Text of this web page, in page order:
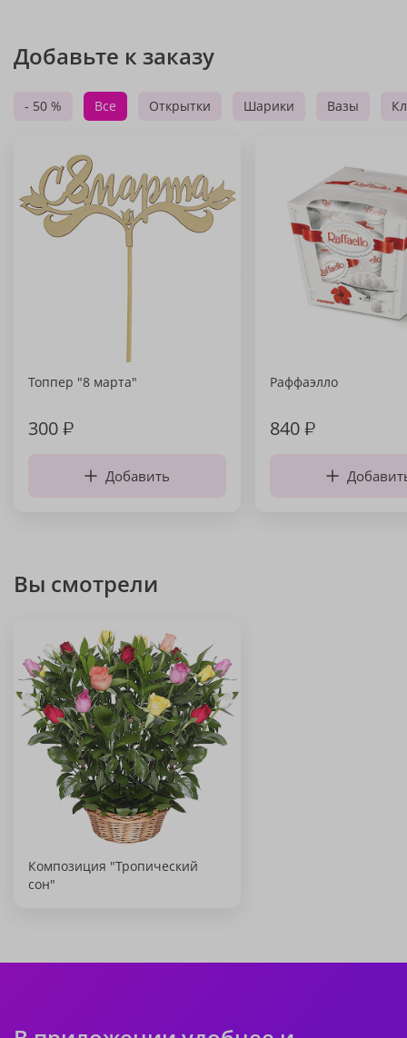
Добавьте к заказу
- 50 % Все Открытки Шарики Вазы
Топпер "8 марта"
300₽
Добавить
Раффаэлло
840₽
Вы смотрели
Композиция "Тропический
сон"